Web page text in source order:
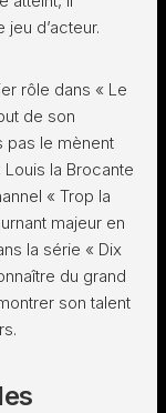
d’acteur.
rôle dans « Le
de son
pas le mènent
la Brocante
« Trop la
majeur en
la série « Dix
du grand
son talent